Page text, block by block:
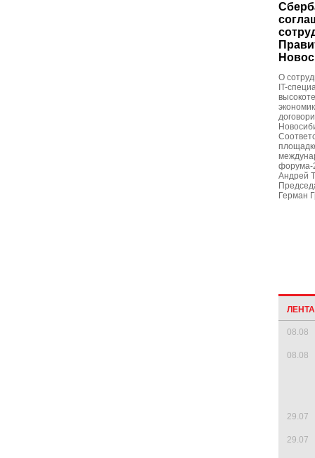
О
IT-
форума-
Андрей
Герман
08.08
08.08
29.07
29.07